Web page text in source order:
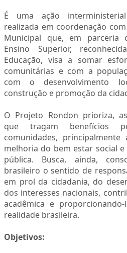
É uma ação
realizada em coordenação
Municipal que, em parceria
Ensino Superior,
Educação, visa a somar
comunitárias e com a
com o desenvolvimento
construção e promoção da
O Projeto Rondon prioriza,
que tragam benefícios
comunidades,
melhoria do bem estar social
pública. Busca, ainda,
brasileiro o sentido de
em prol da cidadania, do
dos interesses nacionais,
acadêmica e
realidade brasileira.
Objetivos: